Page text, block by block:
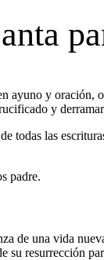
ayuno y
y
todas las
padre.
de una vida
resurrección